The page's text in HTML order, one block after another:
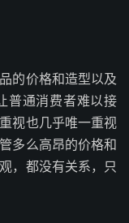
的价格和造型以及
普通消费者难以接
视也几乎唯一重视
多么高昂的价格和
，都没有关系，只